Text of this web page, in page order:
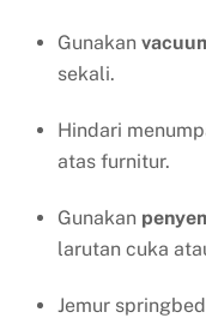
Gunakan
sekali.
Hindari
atas furnitur.
Gunakan
larutan cuka
Jemur